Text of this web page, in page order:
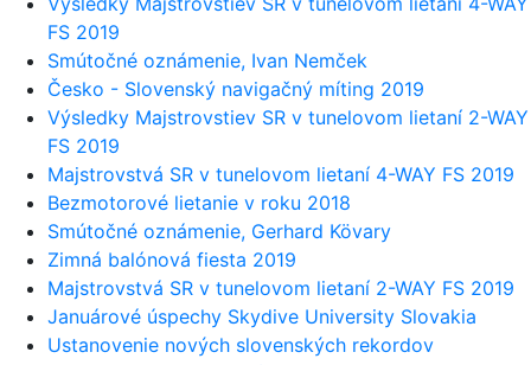
FS 2019
Smútočné oznámenie, Ivan Nemček
Česko - Slovenský navigačný míting 2019
Výsledky Majstrovstiev SR v tunelovom lietaní 2-WAY
FS 2019
Majstrovstvá SR v tunelovom lietaní 4-WAY FS 2019
Bezmotorové lietanie v roku 2018
Smútočné oznámenie, Gerhard Kövary
Zimná balónová fiesta 2019
Majstrovstvá SR v tunelovom lietaní 2-WAY FS 2019
Januárové úspechy Skydive University Slovakia
Ustanovenie nových slovenských rekordov